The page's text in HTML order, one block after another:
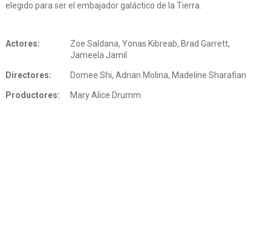
elegido para ser el embajador galáctico de la Tierra.
Actores:
Zoe Saldana, Yonas Kibreab, Brad Garrett,
Jameela Jamil
Directores: Domee Shi, Adrian Molina, Madeline Sharafian
Productores: Mary Alice Drumm